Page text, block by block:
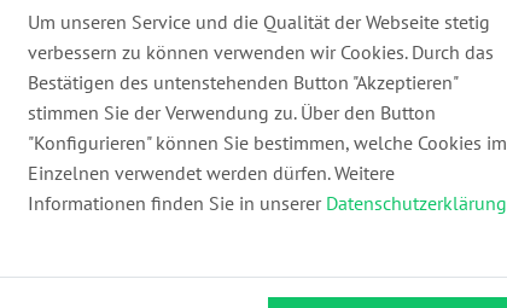
... oder Anwaltsuche nach Namen
Suchen
| Fachanwälte
Um unseren Service und die Qualität der Webseite stetig
verbessern zu können verwenden wir Cookies. Durch das
Bestätigen des untenstehenden Button "Akzeptieren"
stimmen Sie der Verwendung zu. Über den Button
"Konfigurieren" können Sie bestimmen, welche Cookies im
Einzelnen verwendet werden dürfen. Weitere
Informationen finden Sie in unserer Datenschutzerklärung